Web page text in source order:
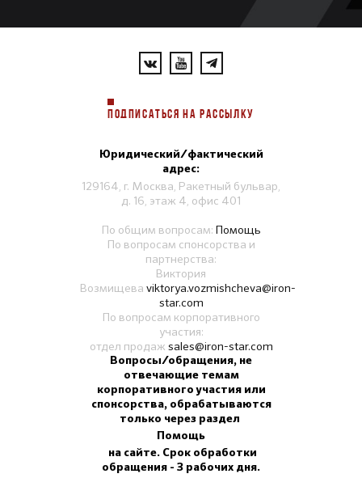
ПОДПИСАТЬСЯ НА РАССЫЛКУ
Юридический/фактический
адрес:
129164, г. Москва, Ракетный бульвар,
д. 16, этаж 4, офис 401
По общим вопросам: Помощь
По вопросам спонсорства и
партнерства:
Виктория
Возмищева viktorya.vozmishcheva@iron-
star.com
По вопросам корпоративного
участия:
отдел продаж sales@iron-star.com
Вопросы/обращения, не
отвечающие темам
корпоративного участия или
спонсорства, обрабатываются
только через раздел
Помощь
на сайте. Срок обработки
обращения - 3 рабочих дня.